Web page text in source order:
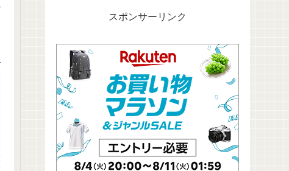
スポンサーリンク